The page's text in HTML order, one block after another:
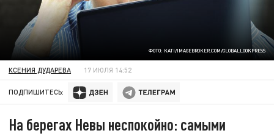
ФОТО: KATI/IMAGEBROKER.COM/GLOBALLOOKPRESS
КСЕНИЯ ДУДАРЕВА 17 ИЮЛЯ 14:52
ПОДПИШИТЕСЬ:
На берегах Невы неспокойно: самыми